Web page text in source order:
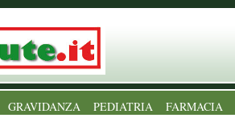
GRAVIDANZA PEDIATRIA FARMACIA